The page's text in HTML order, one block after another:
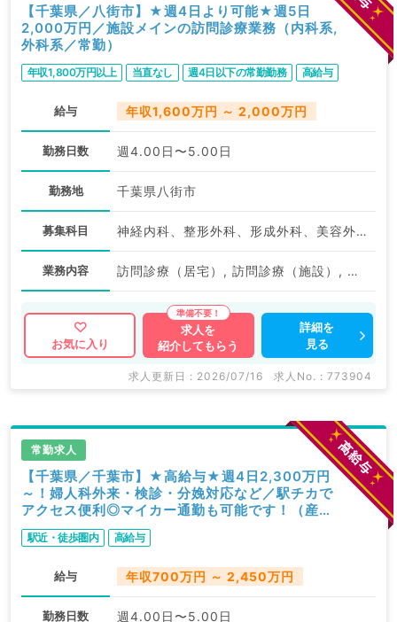
【千葉県／八街市】★週4日より可能★週5日
2,000万円／施設メインの訪問診療業務（内科系,
外科系／常勤）
年収1,800万円以上 当直なし 週4日以下の常勤勤務 高給与
給与 年収1,600万円 ～ 2,000万円
勤務日数 週4.00日〜5.00日
勤務地 千葉県八街市
募集科目 神経内科、整形外科、形成外科、美容外科、脳神経外科、呼吸器外科、心臓血管外科、小児外科、泌尿器科、一般内科、循環器内科、呼吸器内科、消化器内科、内分泌・代謝内科、腎臓内科、老年内科、外科系全般、一般外科、消化器外科、乳腺外科、大腸・肛門外科、脊髄・脊椎外科
業務内容 訪問診療（居宅）, 訪問診療（施設）, その他
お気に入り
求人を
紹介してもらう
詳細を
見る
求人更新日 : 2026/07/16 求人No. : 773904
常勤求人
【千葉県／千葉市】★高給与★週4日2,300万円
～！婦人科外来・検診・分娩対応など／駅チカで
アクセス便利◎マイカー通勤も可能です！（産婦
人科／常勤）
駅近・徒歩圏内 高給与
給与 年収700万円 ～ 2,450万円
勤務日数 週4.00日〜5.00日